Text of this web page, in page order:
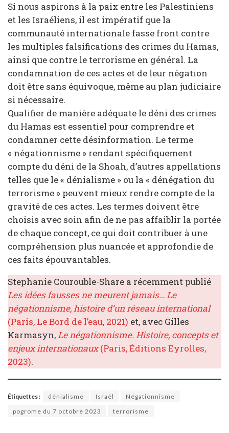
Si nous aspirons à la paix entre les Palestiniens
et les Israéliens, il est impératif que la
communauté internationale fasse front contre
les multiples falsifications des crimes du Hamas,
ainsi que contre le terrorisme en général. La
condamnation de ces actes et de leur négation
doit être sans équivoque, même au plan judiciaire
si nécessaire.
Qualifier de manière adéquate le déni des crimes
du Hamas est essentiel pour comprendre et
condamner cette désinformation. Le terme
« négationnisme » rendant spécifiquement
compte du déni de la Shoah, d’autres appellations
telles que le « dénialisme » ou la « dénégation du
terrorisme » peuvent mieux rendre compte de la
gravité de ces actes. Les termes doivent être
choisis avec soin afin de ne pas affaiblir la portée
de chaque concept, ce qui doit contribuer à une
compréhension plus nuancée et approfondie de
ces faits épouvantables.
Stephanie Courouble-Share a récemment publié
Les idées fausses ne meurent jamais… Le
négationnisme, histoire d’un réseau international
(Paris, Le Bord de l’eau, 2021) et, avec Gilles
Karmasyn,Le négationnisme. Histoire, concepts et
enjeux internationaux(Paris, Éditions Eyrolles,
2023).
Étiquettes : dénialisme Israël
Négationnisme
pogrome du 7 octobre 2023
terrorisme